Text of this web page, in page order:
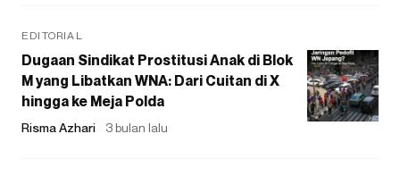
EDITORIAL
Dugaan Sindikat Prostitusi Anak di Blok
M yang Libatkan WNA: Dari Cuitan di X
hingga ke Meja Polda
Risma Azhari 3 bulan lalu